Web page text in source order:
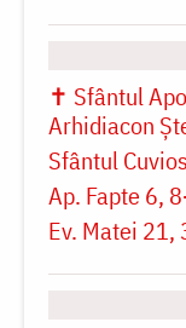
✝ Sfântul
Arhidiacon
Sfântul
Ap. Fapte 6,
Ev. Matei 21,